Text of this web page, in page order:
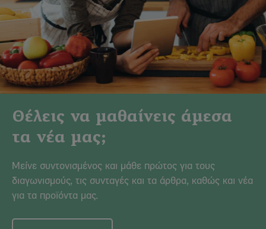
Θέλεις να μαθαίνεις άμεσα
τα νέα μας;
Μείνε συντονισμένος και μάθε πρώτος για τους
διαγωνισμούς, τις συνταγές και τα άρθρα, καθώς και νέα
για τα προϊόντα μας.